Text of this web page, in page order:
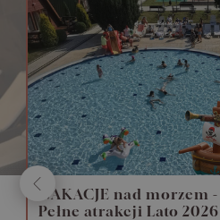
WAKACJE nad morzem
Pełne atrakcji Lato 2026